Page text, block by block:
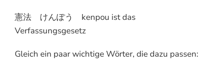
憲法 けんぽう kenpou ist das
Verfassungsgesetz
Gleich ein paar wichtige Wörter, die dazu passen: